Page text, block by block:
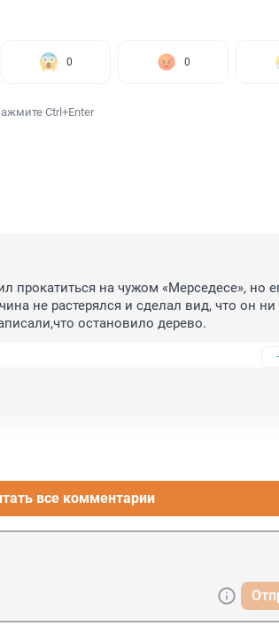
0 0
Ctrl+Enter
прокатиться на чужом «Мерседесе», но
не растерялся и сделал вид, что он
остановило дерево.
все комментарии